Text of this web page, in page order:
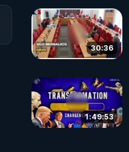
30:36
1:49:53